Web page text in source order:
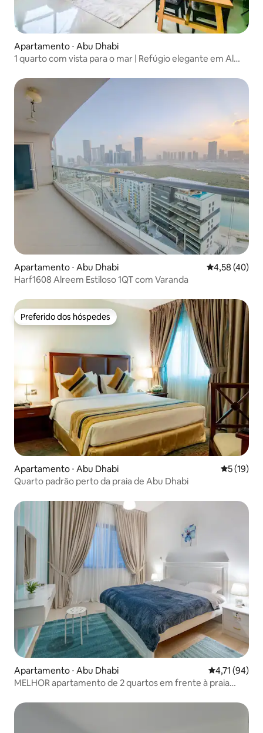
Apartamento ⋅ Abu Dhabi
1 quarto com vista para o mar | Refúgio elegante em Al
Apartamento ⋅ Abu Dhabi 4,58 de uma
4,58 (40)
Harf1608 Alreem Estiloso 1QT com Varanda
Preferido dos hóspedes
Preferido dos hóspedes
Apartamento ⋅ Abu Dhabi 5 de uma
5 (19)
Quarto padrão perto da praia de Abu Dhabi
Apartamento ⋅ Abu Dhabi 4,71 de uma
4,71 (94)
MELHOR apartamento de 2 quartos em frente à praia